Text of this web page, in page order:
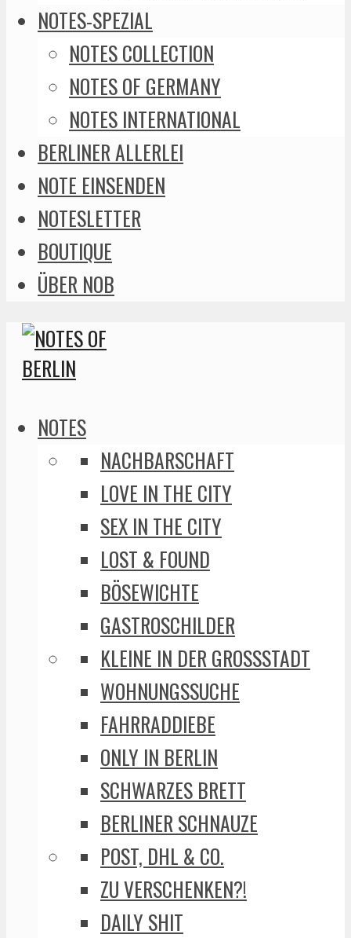
NOTES-SPEZIAL
NOTES COLLECTION
NOTES OF GERMANY
NOTES INTERNATIONAL
BERLINER ALLERLEI
NOTE EINSENDEN
NOTESLETTER
BOUTIQUE
ÜBER NOB
NOTES
NACHBARSCHAFT
LOVE IN THE CITY
SEX IN THE CITY
LOST & FOUND
BÖSEWICHTE
GASTROSCHILDER
KLEINE IN DER GROSSSTADT
WOHNUNGSSUCHE
FAHRRADDIEBE
ONLY IN BERLIN
SCHWARZES BRETT
BERLINER SCHNAUZE
POST, DHL & CO.
ZU VERSCHENKEN?!
DAILY SHIT